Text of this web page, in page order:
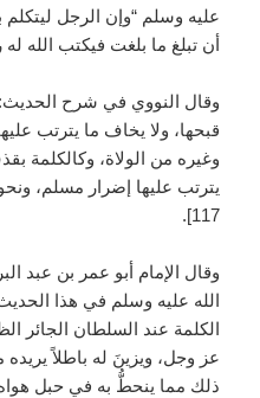
عليه وسلم “وإن الرجل ليتكلم
أن تبلغ ما بلغت فيكتب الله
وقال النووي في شرح الحديث:
قبحها، ولا يخاف ما يترتب
وغيره من الولاة، وكالكلمة
117].
وقال الإمام أبو عمر بن عبد
الله عليه وسلم في هذا الحديث
الكلمة عند السلطان الجائر
عز وجل، ويزينَ له باطلاً
ذلك مما ينحطُّ به في حبل